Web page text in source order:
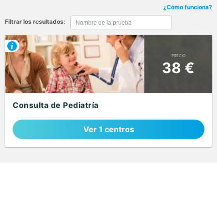
¿Cómo funciona?
Filtrar los resultados:
PRECIO
38 €
Consulta de Pediatría
Ver 1 centros